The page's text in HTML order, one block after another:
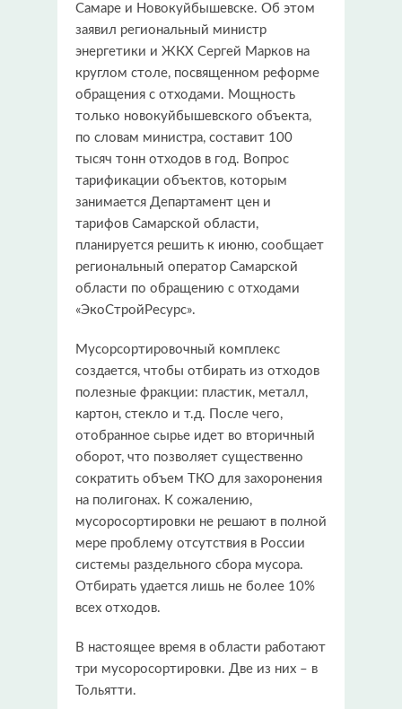
Самаре и Новокуйбышевске. Об этом
заявил региональный министр
энергетики и ЖКХ Сергей Марков на
круглом столе, посвященном реформе
обращения с отходами. Мощность
только новокуйбышевского объекта,
по словам министра, составит 100
тысяч тонн отходов в год. Вопрос
тарификации объектов, которым
занимается Департамент цен и
тарифов Самарской области,
планируется решить к июню, сообщает
региональный оператор Самарской
области по обращению с отходами
«ЭкоСтройРесурс».
Мусорсортировочный комплекс
создается, чтобы отбирать из отходов
полезные фракции: пластик, металл,
картон, стекло и т.д. После чего,
отобранное сырье идет во вторичный
оборот, что позволяет существенно
сократить объем ТКО для захоронения
на полигонах. К сожалению,
мусоросортировки не решают в полной
мере проблему отсутствия в России
системы раздельного сбора мусора.
Отбирать удается лишь не более 10%
всех отходов.
В настоящее время в области работают
три мусоросортировки. Две из них – в
Тольятти.